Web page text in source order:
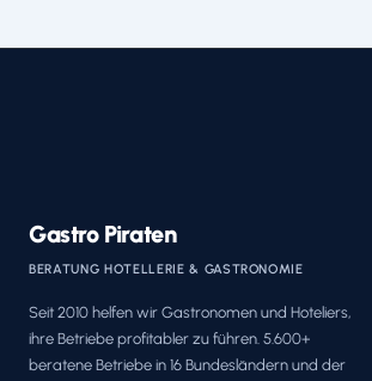
Gastro Piraten
BERATUNG HOTELLERIE & GASTRONOMIE
Seit 2010 helfen wir Gastronomen und Hoteliers,
ihre Betriebe profitabler zu führen. 5.600+
beratene Betriebe in 16 Bundesländern und der